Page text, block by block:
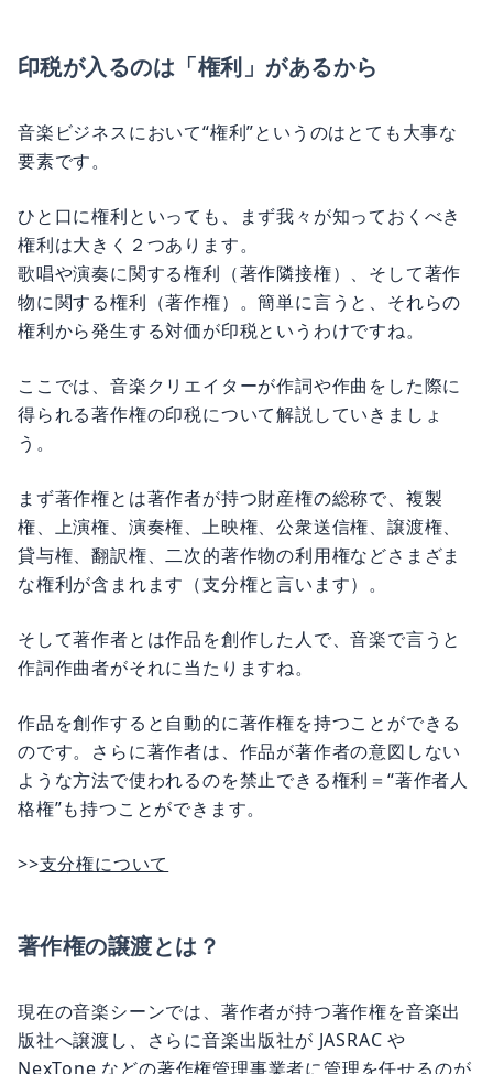
印税が入るのは「権利」があるから
音楽ビジネスにおいて“権利”というのはとても大事な
要素です。
ひと口に権利といっても、まず我々が知っておくべき
権利は大きく２つあります。
歌唱や演奏に関する権利（著作隣接権）、そして著作
物に関する権利（著作権）。簡単に言うと、それらの
権利から発生する対価が印税というわけですね。
ここでは、音楽クリエイターが作詞や作曲をした際に
得られる著作権の印税について解説していきましょ
う。
まず著作権とは著作者が持つ財産権の総称で、複製
権、上演権、演奏権、上映権、公衆送信権、譲渡権、
貸与権、翻訳権、二次的著作物の利用権などさまざま
な権利が含まれます（支分権と言います）。
そして著作者とは作品を創作した人で、音楽で言うと
作詞作曲者がそれに当たりますね。
作品を創作すると自動的に著作権を持つことができる
のです。さらに著作者は、作品が著作者の意図しない
ような方法で使われるのを禁止できる権利＝“著作者人
格権”も持つことができます。
>>支分権について
著作権の譲渡とは？
現在の音楽シーンでは、著作者が持つ著作権を音楽出
版社へ譲渡し、さらに音楽出版社が JASRAC や
NexTone などの著作権管理事業者に管理を任せるのが